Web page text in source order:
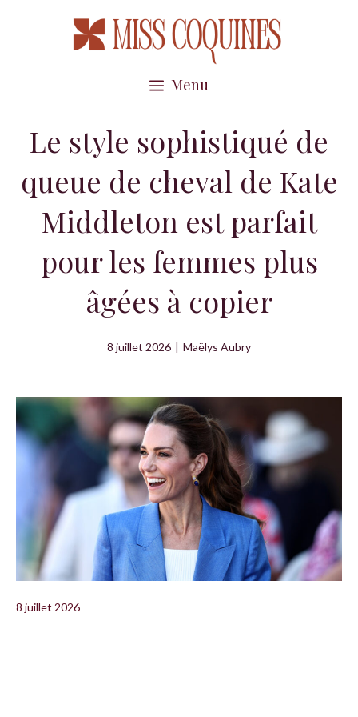
Menu
Le style sophistiqué de
queue de cheval de Kate
Middleton est parfait
pour les femmes plus
âgées à copier
8 juillet 2026 | Maëlys Aubry
8 juillet 2026